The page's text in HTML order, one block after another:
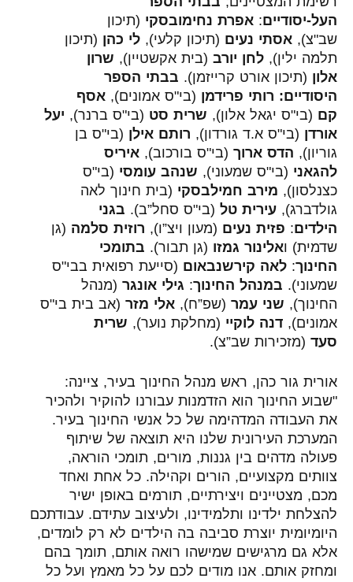
העל-יסודיים: אפרת נחימובסקי (תיכון
שב"צ), אסתי נעים (תיכון קלעי), לי כהן (תיכון
תלמה ילין), לחן יורב (בית אקשטיין), שרון
אלון (תיכון אורט קרייזמן). בבתי הספר
היסודיים: רותי פרידמן (בי"ס אמונים), אסף
קם (בי"ס יגאל אלון), שרית סט (בי"ס ברנר), יעל
אורדן (בי"ס א.ד גורדון), רותם אילן (בי"ס בן
גוריון), הדס ארוך (בי"ס בורכוב), איריס
להגאני (בי"ס שמעוני), שנהב עומסי (בי"ס
כצנלסון), מירב חמילבסקי (בית חינוך לאה
גולדברג), עירית טל (בי"ס סחל”ב). בגני
הילדים: פזית נעים (מעון ויצ”ו), רוזית סלמה (גן
שדמית) ואלינור גמזו (גן תבור). בתומכי
החינוך: לאה קירשנבאום (סייעת רפואית בבי"ס
שמעוני). במנהל החינוך: גילי אונגר (מנהל
החינוך), שני עמר (שפ”ח), אלי מזר (אב בית בי"ס
אמונים), דנה לוקיי (מחלקת נוער), שרית
סעד (מזכירות שב”צ).
אורית גור כהן, ראש מנהל החינוך בעיר, ציינה:
"שבוע החינוך הוא הזדמנות עבורנו להוקיר ולהכיר
את העבודה המדהימה של כל אנשי החינוך בעיר.
המערכת העירונית שלנו היא תוצאה של שיתוף
פעולה מדהים בין גננות, מורים, תומכי הוראה,
צוותים מקצועיים, הורים וקהילה. כל אחת ואחד
מכם, מצטיינים ויצירתיים, תורמים באופן ישיר
להצלחת ילדינו ותלמידינו, ולעיצוב עתידם. עבודתכם
היומיומית יוצרת סביבה בה הילדים לא רק לומדים,
אלא גם מרגישים שמישהו רואה אותם, תומך בהם
ומחזק אותם. אנו מודים לכם על כל מאמץ ועל כל